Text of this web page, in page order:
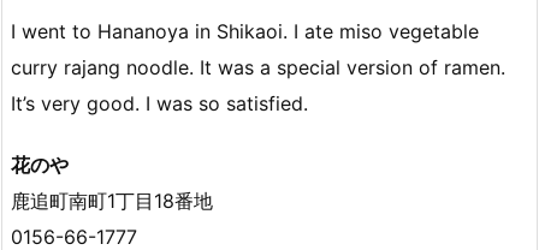
I went to Hananoya in Shikaoi. I ate miso vegetable
curry rajang noodle. It was a special version of ramen.
It’s very good. I was so satisfied.
花のや
鹿追町南町1丁目18番地
0156-66-1777